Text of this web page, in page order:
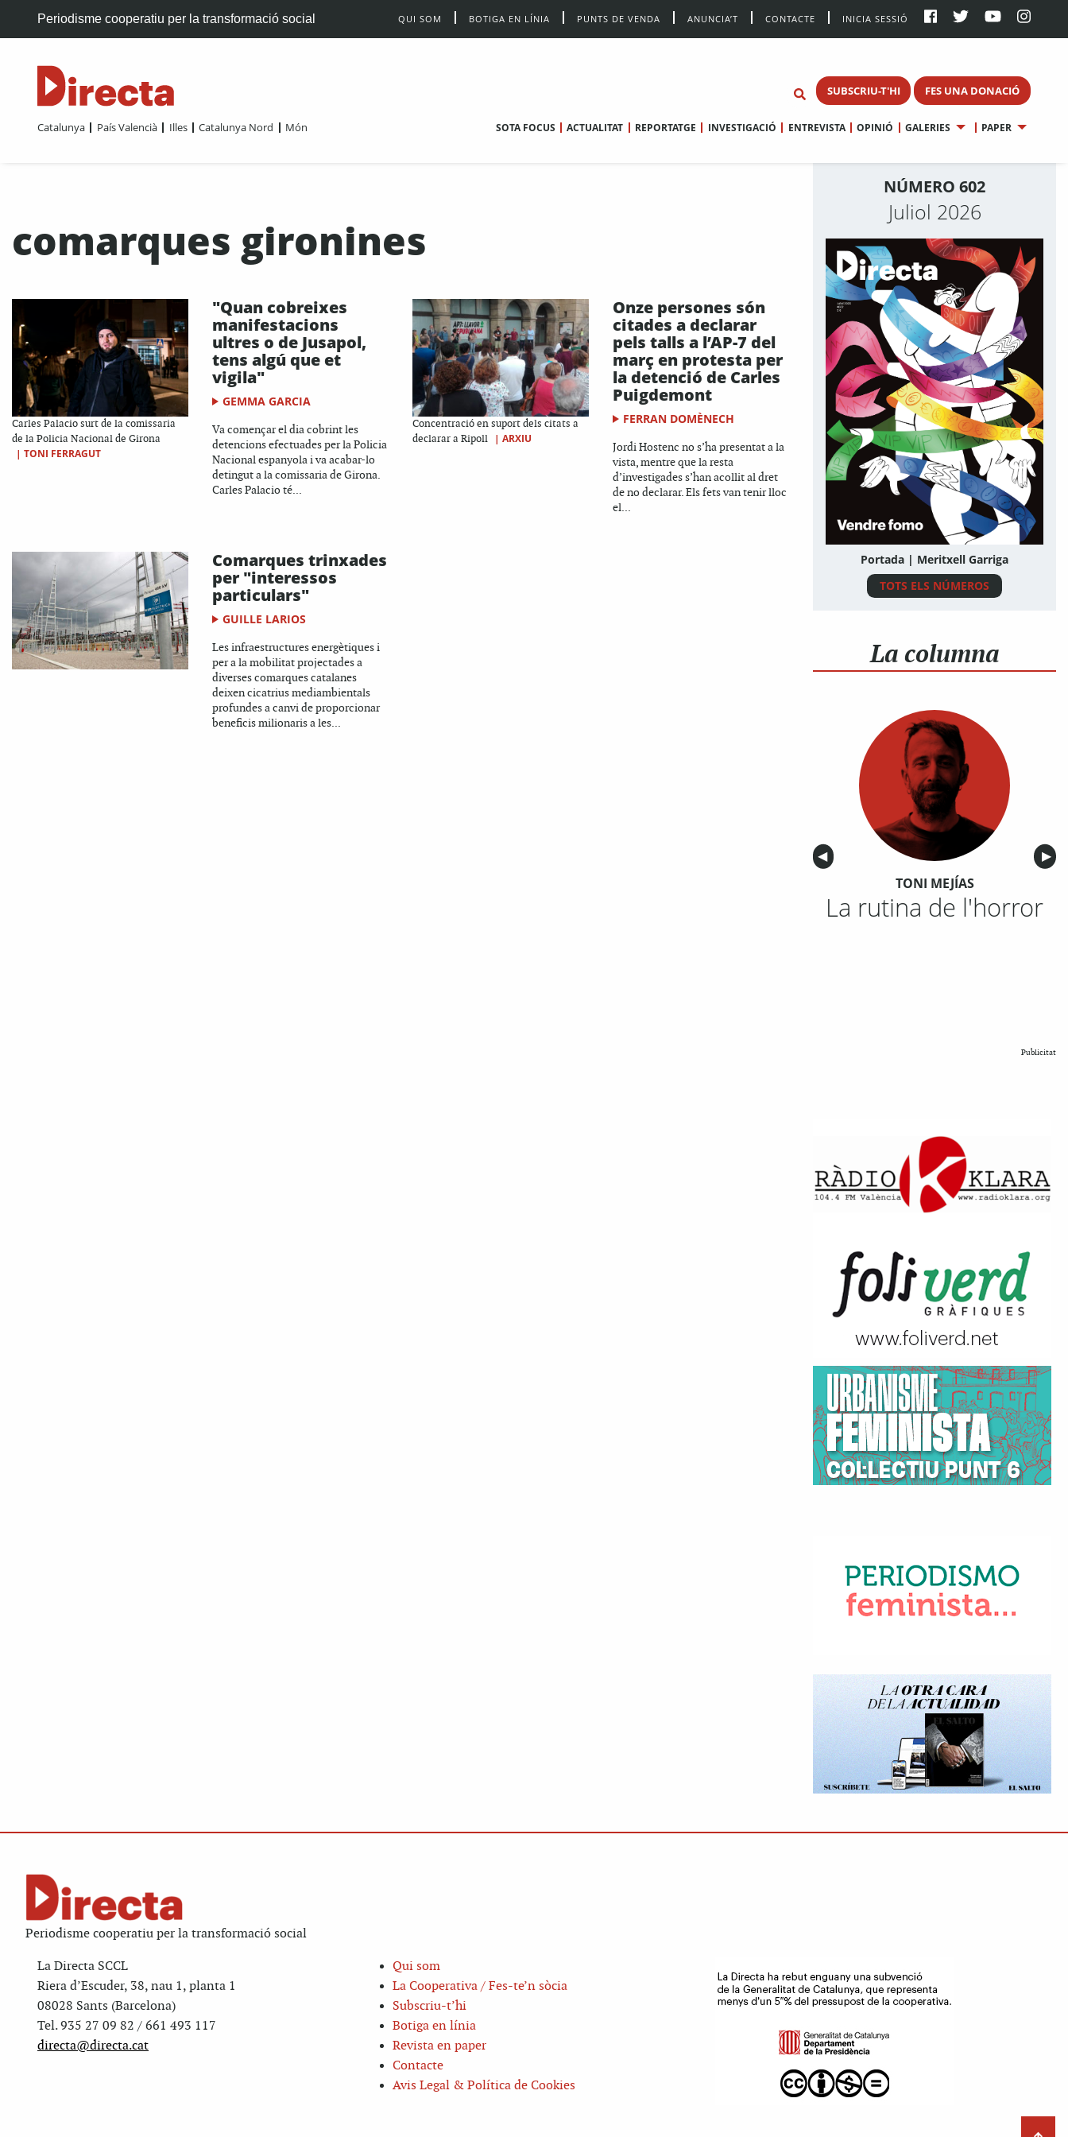
Periodisme cooperatiu per la transformació social QUI SOM BOTIGA EN LÍNIA PUNTS DE VENDA ANUNCIA’T CONTACTE INICIA SESSIÓ
SUBSCRIU-T'HI FES UNA DONACIÓ
Catalunya País Valencià Illes Catalunya Nord Món SOTA FOCUS ACTUALITAT REPORTATGE INVESTIGACIÓ ENTREVISTA OPINIÓ GALERIES PAPER
comarques gironines
Carles Palacio surt de la comissaria
de la Policia Nacional de Girona
| TONI FERRAGUT
"Quan cobreixes
manifestacions
ultres o de Jusapol,
tens algú que et
vigila"
GEMMA GARCIA
Va començar el dia cobrint les
detencions efectuades per la Policia
Nacional espanyola i va acabar-lo
detingut a la comissaria de Girona.
Carles Palacio té...
Concentració en suport dels citats a
declarar a Ripoll
| ARXIU
Onze persones són
citades a declarar
pels talls a l’AP-7 del
març en protesta per
la detenció de Carles
Puigdemont
FERRAN DOMÈNECH
Jordi Hostenc no s’ha presentat a la
vista, mentre que la resta
d’investigades s’han acollit al dret
de no declarar. Els fets van tenir lloc
el...
Comarques trinxades
per "interessos
particulars"
GUILLE LARIOS
Les infraestructures energètiques i
per a la mobilitat projectades a
diverses comarques catalanes
deixen cicatrius mediambientals
profundes a canvi de proporcionar
beneficis milionaris a les...
NÚMERO 602
Juliol 2026
Portada | Meritxell Garriga
TOTS ELS NÚMEROS
La columna
Anterior
◀︎ ▶︎
TONI MEJÍAS
La rutina de l'horror
Publicitat
Periodisme cooperatiu per la transformació social
La Directa SCCL
Riera d’Escuder, 38, nau 1, planta 1
08028 Sants (Barcelona)
Tel. 935 27 09 82 / 661 493 117
directa@directa.cat
Qui som
La Cooperativa / Fes-te’n sòcia
Subscriu-t’hi
Botiga en línia
Revista en paper
Contacte
Avis Legal & Política de Cookies